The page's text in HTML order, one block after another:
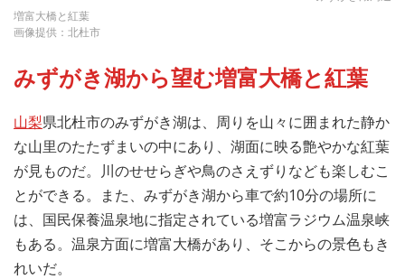
増富大橋と紅葉
画像提供：北杜市
みずがき湖から望む増富大橋と紅葉
山梨県北杜市のみずがき湖は、周りを山々に囲まれた静か
な山里のたたずまいの中にあり、湖面に映る艶やかな紅葉
が見ものだ。川のせせらぎや鳥のさえずりなども楽しむこ
とができる。また、みずがき湖から車で約10分の場所に
は、国民保養温泉地に指定されている増富ラジウム温泉峡
もある。温泉方面に増富大橋があり、そこからの景色もき
れいだ。